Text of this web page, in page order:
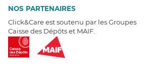
NOS PARTENAIRES
Click&Care est soutenu par les Groupes
Caisse des Dépôts et MAIF.